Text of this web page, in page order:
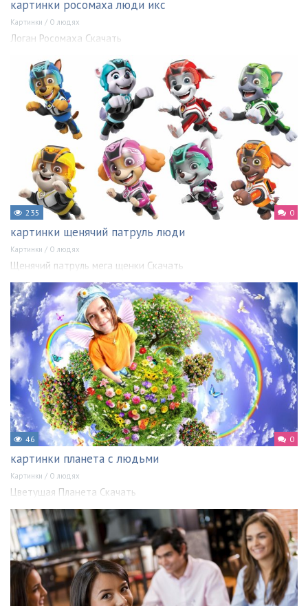
картинки росомаха люди икс
Картинки / О людях
Логан Росомаха Скачать
235 0
картинки щенячий патруль люди
Картинки / О людях
Щенячий патруль мега щенки Скачать
46 0
картинки планета с людьми
Картинки / О людях
Цветущая Планета Скачать